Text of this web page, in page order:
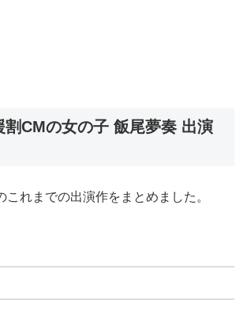
割CMの女の子 飯尾夢奏 出演
これまでの出演作をまとめました。